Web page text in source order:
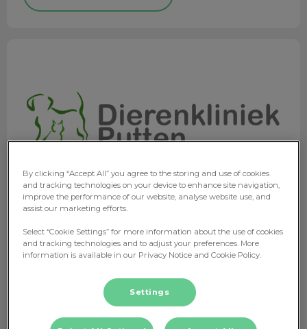
Pas op met takken en stokken
We kennen het allemaal, de schattig filmpjes op
grote tak in zijn bek wandelt en tegen een andere
By clicking “Accept All” you agree to the storing and use of cookies
and tracking technologies on your device to enhance site navigation,
improve the performance of our website, analyse website use, and
assist our marketing efforts.
Select “Cookie Settings” for more information about the use of cookies
and tracking technologies and to adjust your preferences. More
information is available in our Privacy Notice and Cookie Policy.
Settings